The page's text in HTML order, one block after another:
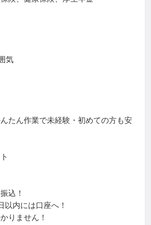
気
たん作業で未経験・初めての方も安
込！
以内には口座へ！
りません！